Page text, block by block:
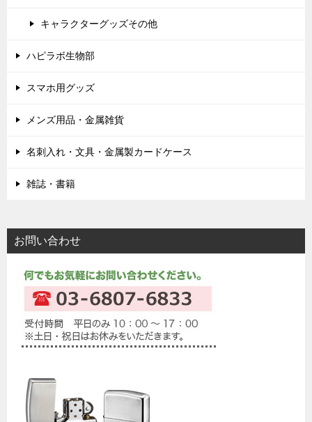
キャラクターグッズその他
ハピラボ生物部
スマホ用グッズ
メンズ用品・金属雑貨
名刺入れ・文具・金属製カードケース
雑誌・書籍
お問い合わせ